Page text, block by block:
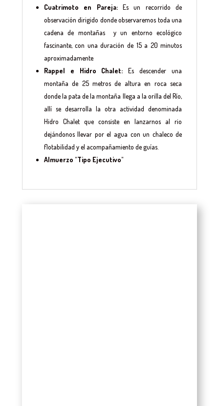
Cuatrimoto en Pareja:Es un recorrido de
observación dirigido donde observaremos toda una
cadena de montañas y un entorno ecológico
fascinante, con una duración de 15 a 20 minutos
aproximadamente
Rappel e Hidro Chalet: Es descender una
montaña de 25 metros de altura en roca seca
donde la pata de la montaña llega a la orilla del Río,
allí se desarrolla la otra actividad denominada
Hidro Chalet que consiste en lanzarnos al rio
dejándonos llevar por el agua con un chaleco de
flotabilidad y el acompañamiento de guías.
Almuerzo "Tipo Ejecutivo"